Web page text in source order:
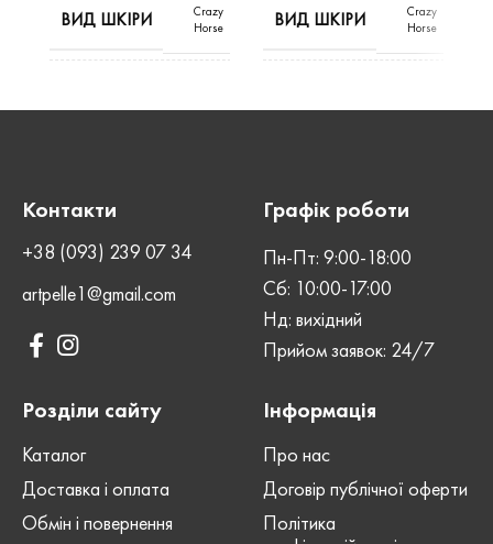
ВИД ШКІРИ
Crazy
Horse
шкіра
ШОВ Ручний
ВИД ШКІРИ
Crazy
Horse
шкіра
ШОВ
СТАТЬ
Контакти
+38 (093) 239 07 34
artpelle1@gmail.com
Графік роботи
Пн-Пт: 9:00-18:00
Сб: 10:00-17:00
Нд: вихідний
Прийом заявок: 24/7
Розділи сайту
Каталог
Доставка і оплата
Обмін і повернення
Інформація
Про нас
Договір публічної оферти
Політика